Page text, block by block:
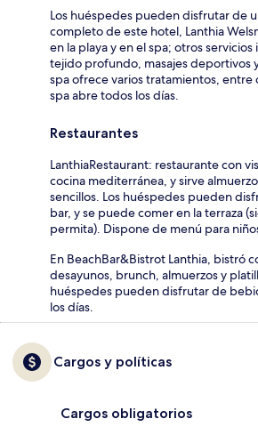
Los huéspedes pueden disfrutar de
completo de este hotel, Lanthia
en la playa y en el spa; otros
tejido profundo, masajes deportivos
spa ofrece varios tratamientos, entre
spa abre todos los días.
Restaurantes
LanthiaRestaurant: restaurante con
cocina mediterránea, y sirve
sencillos. Los huéspedes pueden
bar, y se puede comer en la terraza
permita). Dispone de menú para
En BeachBar&Bistrot Lanthia, bistró
desayunos, brunch, almuerzos y
huéspedes pueden disfrutar de
los días.
Cargos y políticas
Cargos obligatorios